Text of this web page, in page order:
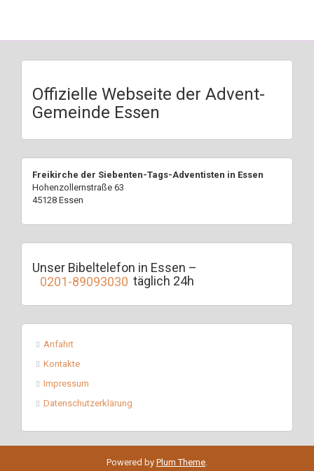
Offizielle Webseite der Advent-
Gemeinde Essen
Freikirche der Siebenten-Tags-Adventisten in Essen
Hohenzollernstraße 63
45128 Essen
Unser Bibeltelefon in Essen –
0201-89093030 täglich 24h
Anfahrt
Kontakte
Impressum
Datenschutzerklärung
Powered by Plum Theme